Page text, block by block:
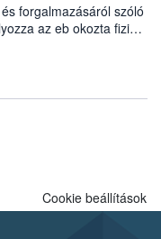
forgalmazásáról szóló
az eb okozta fizikai
felmerülő
eb tartását és annak
jártas szakértőt.
Cookie beállítások